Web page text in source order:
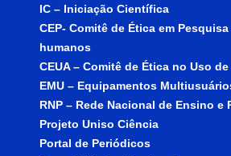
IC – Iniciação Científica
CEP- Comitê de Ética em
humanos
CEUA – Comitê de Ética no Uso de
EMU – Equipamentos
RNP – Rede Nacional de Ensino e
Projeto Uniso Ciência
Portal de Periódicos